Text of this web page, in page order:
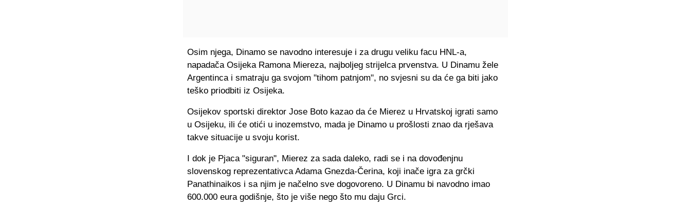
Osim njega, Dinamo se navodno interesuje i za drugu veliku facu HNL-a,
napadača Osijeka Ramona Miereza, najboljeg strijelca prvenstva. U Dinamu žele
Argentinca i smatraju ga svojom "tihom patnjom", no svjesni su da će ga biti jako
teško priodbiti iz Osijeka.
Osijekov sportski direktor Jose Boto kazao da će Mierez u Hrvatskoj igrati samo
u Osijeku, ili će otići u inozemstvo, mada je Dinamo u prošlosti znao da rješava
takve situacije u svoju korist.
I dok je Pjaca "siguran", Mierez za sada daleko, radi se i na dovođenjnu
slovenskog reprezentativca Adama Gnezda-Čerina, koji inače igra za grčki
Panathinaikos i sa njim je načelno sve dogovoreno. U Dinamu bi navodno imao
600.000 eura godišnje, što je više nego što mu daju Grci.